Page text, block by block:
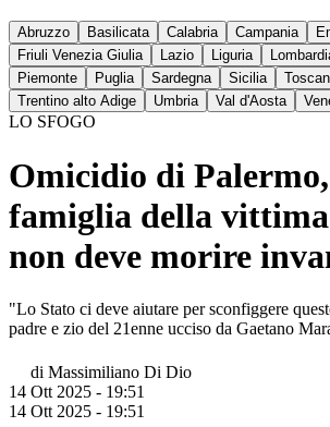
Abruzzo Basilicata Calabria Campania
Friuli Venezia Giulia
Lazio Liguria
Piemonte
Puglia Sardegna Sicilia
Trentino alto Adige
Umbria Val d'Aosta
LO SFOGO
Omicidio di
famiglia della
non deve morire
"Lo Stato ci deve aiutare per sconfiggere
padre e zio del 21enne ucciso da Gaetano
di Massimiliano Di Dio
14 Ott 2025 - 19:51
14 Ott 2025 - 19:51